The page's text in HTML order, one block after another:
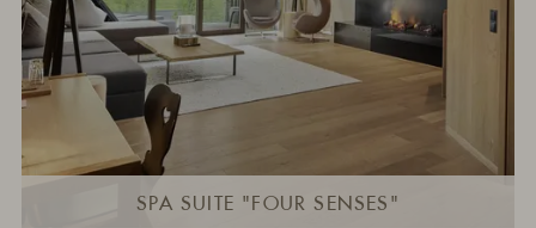
SPA SUITE "FOUR SENSES"